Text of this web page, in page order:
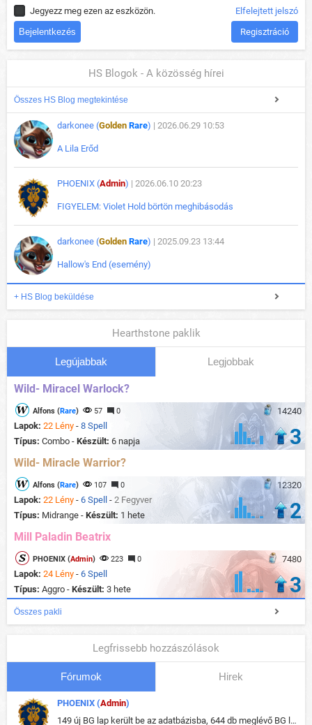
Jegyezz meg ezen az eszközön. Elfelejtett jelszó
Regisztráció
HS Blogok - A közösség hírei
Összes HS Blog megtekintése
darkonee (Golden Rare) | 2026.06.29 10:53
A Lila Erőd
PHOENIX (Admin) | 2026.06.10 20:23
FIGYELEM: Violet Hold börtön meghibásodás
darkonee (Golden Rare) | 2025.09.23 13:44
Hallow's End (esemény)
+ HS Blog beküldése
Hearthstone paklik
Legújabbak Legjobbak
Wild- Miracel Warlock?
14240
Alfons (Rare) 57 0
Lapok: 22 Lény - 8 Spell
Típus: Combo - Készült: 6 napja 3
Wild- Miracle Warrior?
12320
Alfons (Rare) 107 0
Lapok: 22 Lény - 6 Spell - 2 Fegyver
Típus: Midrange - Készült: 1 hete 2
Mill Paladin Beatrix
7480
PHOENIX (Admin) 223 0
Lapok: 24 Lény - 6 Spell
Típus: Aggro - Készült: 3 hete 3
Összes pakli
Legfrissebb hozzászólások
Fórumok Hirek
PHOENIX (Admin)
149 új BG lap került be az adatbázisba, 644 db meglévő BG lap módosult, bekerültek az új képek a megváltozott lapokhoz is.